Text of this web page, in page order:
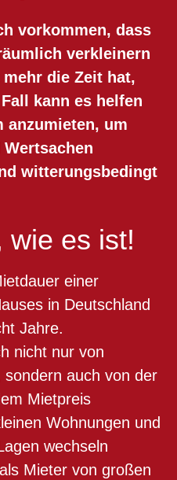
vorkommen, dass
verkleinern
die Zeit hat,
kann es helfen
anzumieten, um
witterungsbedingt
wie es ist!
einer
in Deutschland
Jahre.
nicht nur von
auch von der
Mietpreis
Wohnungen und
wechseln
Mieter von großen